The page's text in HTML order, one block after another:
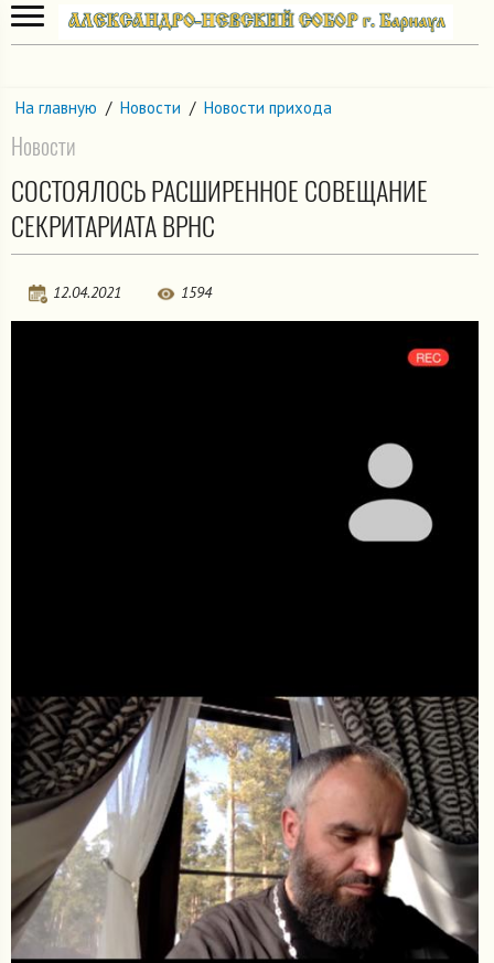
На главную / Новости / Новости прихода
Новости
СОСТОЯЛОСЬ РАСШИРЕННОЕ СОВЕЩАНИЕ
СЕКРИТАРИАТА ВРНС
12.04.2021 1594